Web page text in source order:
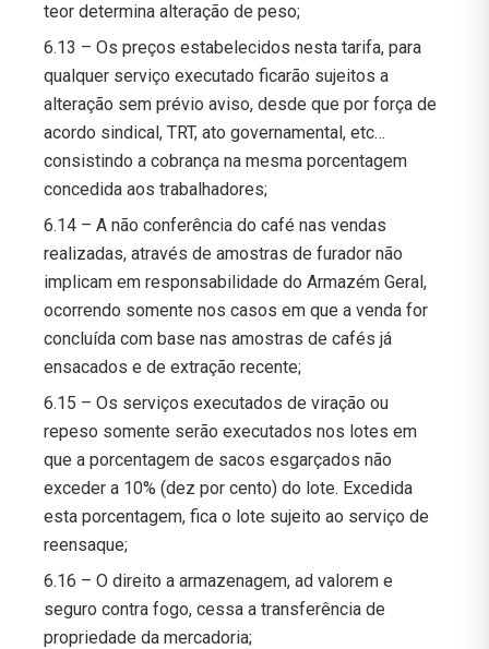
teor determina alteração de peso;
6.13 – Os preços estabelecidos nesta tarifa, para
qualquer serviço executado ficarão sujeitos a
alteração sem prévio aviso, desde que por força de
acordo sindical, TRT, ato governamental, etc…
consistindo a cobrança na mesma porcentagem
concedida aos trabalhadores;
6.14 – A não conferência do café nas vendas
realizadas, através de amostras de furador não
implicam em responsabilidade do Armazém Geral,
ocorrendo somente nos casos em que a venda for
concluída com base nas amostras de cafés já
ensacados e de extração recente;
6.15 – Os serviços executados de viração ou
repeso somente serão executados nos lotes em
que a porcentagem de sacos esgarçados não
exceder a 10% (dez por cento) do lote. Excedida
esta porcentagem, fica o lote sujeito ao serviço de
reensaque;
6.16 – O direito a armazenagem, ad valorem e
seguro contra fogo, cessa a transferência de
propriedade da mercadoria;